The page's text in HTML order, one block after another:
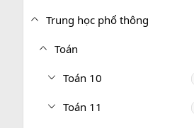
Trung học phổ thông
Toán
Toán 10
Toán 11